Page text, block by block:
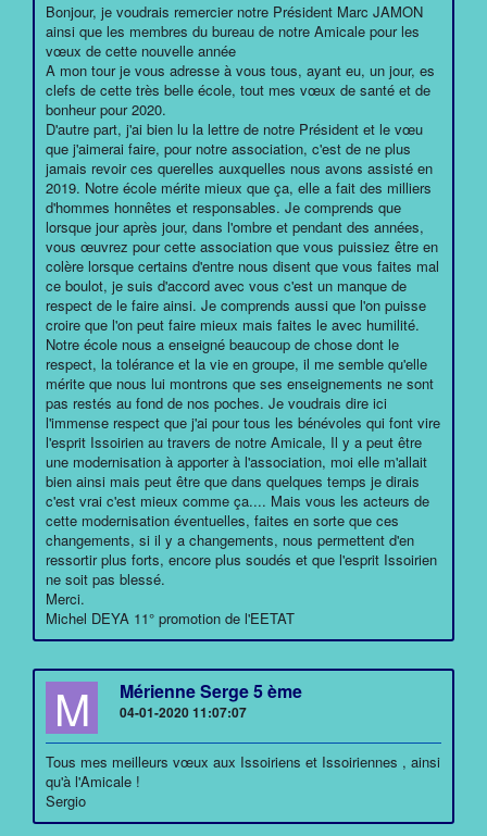
Bonjour, je voudrais remercier notre Président Marc JAMON
ainsi que les membres du bureau de notre Amicale pour les
vœux de cette nouvelle année
A mon tour je vous adresse à vous tous, ayant eu, un jour, es
clefs de cette très belle école, tout mes vœux de santé et de
bonheur pour 2020.
D'autre part, j'ai bien lu la lettre de notre Président et le vœu
que j'aimerai faire, pour notre association, c'est de ne plus
jamais revoir ces querelles auxquelles nous avons assisté en
2019. Notre école mérite mieux que ça, elle a fait des milliers
d'hommes honnêtes et responsables. Je comprends que
lorsque jour après jour, dans l'ombre et pendant des années,
vous œuvrez pour cette association que vous puissiez être en
colère lorsque certains d'entre nous disent que vous faites mal
ce boulot, je suis d'accord avec vous c'est un manque de
respect de le faire ainsi. Je comprends aussi que l'on puisse
croire que l'on peut faire mieux mais faites le avec humilité.
Notre école nous a enseigné beaucoup de chose dont le
respect, la tolérance et la vie en groupe, il me semble qu'elle
mérite que nous lui montrons que ses enseignements ne sont
pas restés au fond de nos poches. Je voudrais dire ici
l'immense respect que j'ai pour tous les bénévoles qui font vire
l'esprit Issoirien au travers de notre Amicale, Il y a peut être
une modernisation à apporter à l'association, moi elle m'allait
bien ainsi mais peut être que dans quelques temps je dirais
c'est vrai c'est mieux comme ça.... Mais vous les acteurs de
cette modernisation éventuelles, faites en sorte que ces
changements, si il y a changements, nous permettent d'en
ressortir plus forts, encore plus soudés et que l'esprit Issoirien
ne soit pas blessé.
Merci.
Michel DEYA 11° promotion de l'EETAT
M Mérienne Serge 5 ème
04-01-2020 11:07:07
Tous mes meilleurs vœux aux Issoiriens et Issoiriennes , ainsi
qu'à l'Amicale !
Sergio